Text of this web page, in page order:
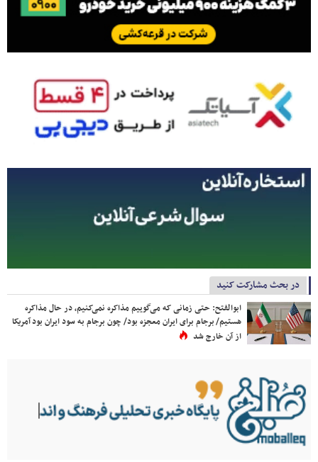
در بحث مشارکت کنید
ابوالفتح: حتی زمانی که می‌گوییم مذاکره نمی‌کنیم، در حال مذاکره
هستیم/ برجام برای ایران معجزه بود/ چون برجام به سود ایران بود آمریکا
از آن خارج شد